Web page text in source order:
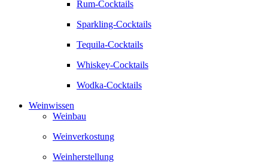
Rum-Cocktails
Sparkling-Cocktails
Tequila-Cocktails
Whiskey-Cocktails
Wodka-Cocktails
Weinwissen
Weinbau
Weinverkostung
Weinherstellung